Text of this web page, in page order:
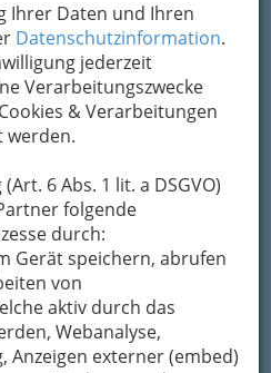
Ihrer Daten und Ihren
Datenschutzinformation.
jederzeit
Verarbeitungszwecke
& Verarbeitungen
werden.
6 Abs. 1 lit. a DSGVO)
folgende
durch:
Gerät speichern, abrufen
von
aktiv durch das
Webanalyse,
Anzeigen externer (embed)